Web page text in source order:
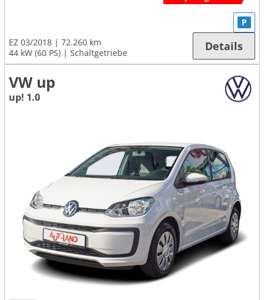
EZ 03/2018
72.260 km
44 kW (60 PS)
Schaltgetriebe
P
Details
VW up
up! 1.0